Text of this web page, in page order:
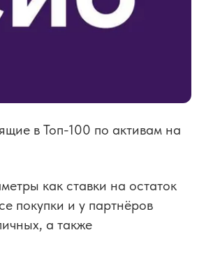
в Топ-100 по активам на
как ставки на остаток
покупки и у партнёров
а также